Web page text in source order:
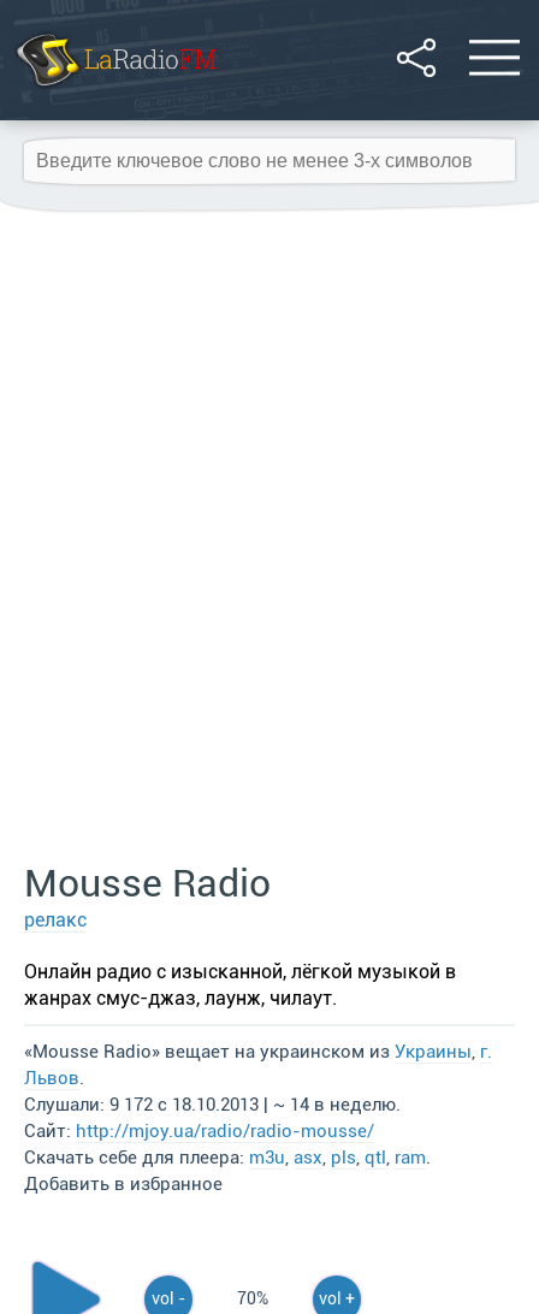
Mousse Radio
релакс
Онлайн радио с изысканной, лёгкой музыкой в
жанрах смус-джаз, лаунж, чилаут.
«Mousse Radio» вещает на украинском из Украины, г.
Львов.
Слушали: 9 172 с 18.10.2013 | ~ 14 в неделю.
Сайт: http://mjoy.ua/radio/radio-mousse/
Скачать себе для плеера: m3u, asx, pls, qtl, ram.
Добавить в избранное
vol - 70% vol +